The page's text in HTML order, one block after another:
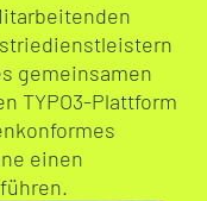
gemeinsamen
TYPO3-Plattform
einen